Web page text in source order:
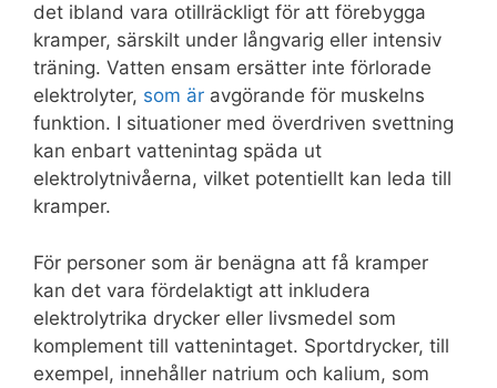
det ibland vara otillräckligt för att förebygga
kramper, särskilt under långvarig eller intensiv
träning. Vatten ensam ersätter inte förlorade
elektrolyter, som är avgörande för muskelns
funktion. I situationer med överdriven svettning
kan enbart vattenintag späda ut
elektrolytnivåerna, vilket potentiellt kan leda till
kramper.
För personer som är benägna att få kramper
kan det vara fördelaktigt att inkludera
elektrolytrika drycker eller livsmedel som
komplement till vattenintaget. Sportdrycker, till
exempel, innehåller natrium och kalium, som